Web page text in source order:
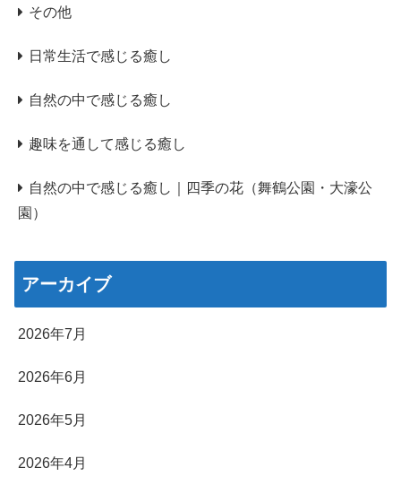
その他
日常生活で感じる癒し
自然の中で感じる癒し
趣味を通して感じる癒し
自然の中で感じる癒し｜四季の花（舞鶴公園・大濠公
園）
アーカイブ
2026年7月
2026年6月
2026年5月
2026年4月